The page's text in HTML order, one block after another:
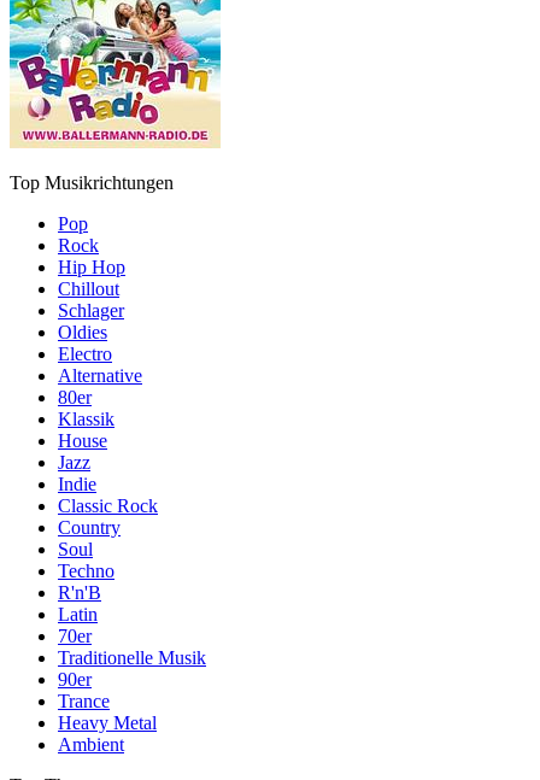
Top Musikrichtungen
Pop
Rock
Hip Hop
Chillout
Schlager
Oldies
Electro
Alternative
80er
Klassik
House
Jazz
Indie
Classic Rock
Country
Soul
Techno
R'n'B
Latin
70er
Traditionelle Musik
90er
Trance
Heavy Metal
Ambient